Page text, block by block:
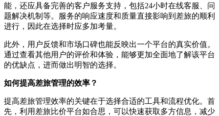
能，还应具备完善的客户服务支持，包括24小时在线客服、问
题解决机制等。服务的响应速度和质量直接影响到差旅的顺利
进行，因此在选择时应多加考量。
此外，用户反馈和市场口碑也能反映出一个平台的真实价值。
通过查看其他用户的评价和体验，能够更加全面地了解该平台
的优缺点，进而做出明智的选择。
如何提高差旅管理的效率？
提高差旅管理效率的关键在于选择合适的工具和流程优化。首
先，利用差旅比价平台如合思，可以快速获取多方信息，减少